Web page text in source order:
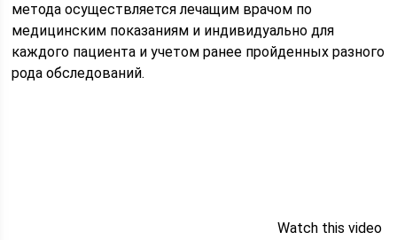
метода осуществляется лечащим врачом по
медицинским показаниям и индивидуально для
каждого пациента и учетом ранее пройденных разного
рода обследований.
Watch this video